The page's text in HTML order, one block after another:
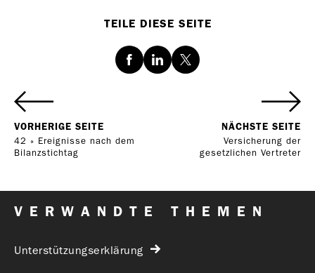
TEILE DIESE SEITE
FacebookLinkedInTwitter
VORHERIGE SEITE
42 » Ereignisse nach dem
Bilanzstichtag
NÄCHSTE SEITE
Versicherung der
gesetzlichen Vertreter
VERWANDTE THEMEN
Unterstützungserklärung